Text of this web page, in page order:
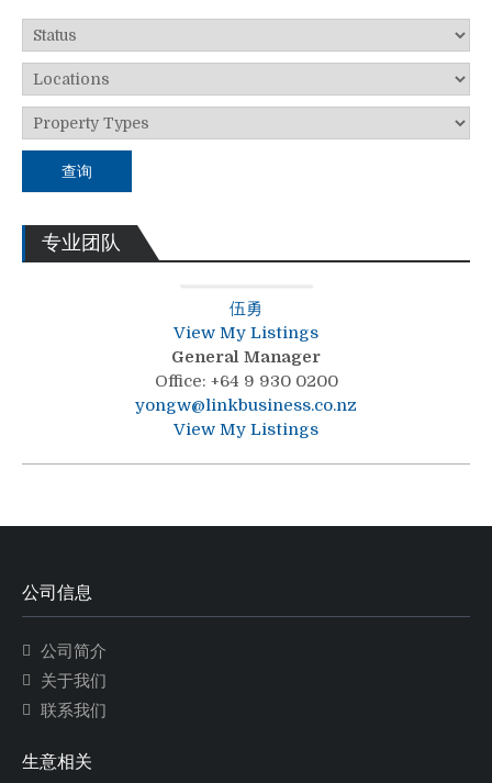
查询
专业团队
伍勇
View My Listings
General Manager
Office: +64 9 930 0200
yongw@linkbusiness.co.nz
View My Listings
公司信息
公司简介
关于我们
联系我们
生意相关